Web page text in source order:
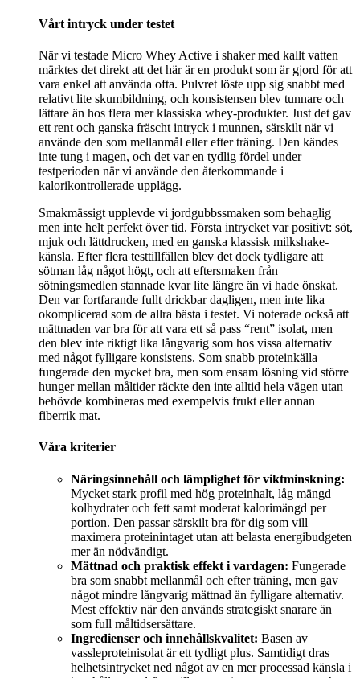
Vårt intryck under testet
När vi testade Micro Whey Active i shaker med kallt vatten
märktes det direkt att det här är en produkt som är gjord för att
vara enkel att använda ofta. Pulvret löste upp sig snabbt med
relativt lite skumbildning, och konsistensen blev tunnare och
lättare än hos flera mer klassiska whey-produkter. Just det gav
ett rent och ganska fräscht intryck i munnen, särskilt när vi
använde den som mellanmål eller efter träning. Den kändes
inte tung i magen, och det var en tydlig fördel under
testperioden när vi använde den återkommande i
kalorikontrollerade upplägg.
Smakmässigt upplevde vi jordgubbssmaken som behaglig
men inte helt perfekt över tid. Första intrycket var positivt: söt,
mjuk och lättdrucken, med en ganska klassisk milkshake-
känsla. Efter flera testtillfällen blev det dock tydligare att
sötman låg något högt, och att eftersmaken från
sötningsmedlen stannade kvar lite längre än vi hade önskat.
Den var fortfarande fullt drickbar dagligen, men inte lika
okomplicerad som de allra bästa i testet. Vi noterade också att
mättnaden var bra för att vara ett så pass “rent” isolat, men
den blev inte riktigt lika långvarig som hos vissa alternativ
med något fylligare konsistens. Som snabb proteinkälla
fungerade den mycket bra, men som ensam lösning vid större
hunger mellan måltider räckte den inte alltid hela vägen utan
behövde kombineras med exempelvis frukt eller annan
fiberrik mat.
Våra kriterier
Näringsinnehåll och lämplighet för viktminskning:
Mycket stark profil med hög proteinhalt, låg mängd
kolhydrater och fett samt moderat kalorimängd per
portion. Den passar särskilt bra för dig som vill
maximera proteinintaget utan att belasta energibudgeten
mer än nödvändigt.
Mättnad och praktisk effekt i vardagen: Fungerade
bra som snabbt mellanmål och efter träning, men gav
något mindre långvarig mättnad än fylligare alternativ.
Mest effektiv när den används strategiskt snarare än
som full måltidsersättare.
Ingredienser och innehållskvalitet: Basen av
vassleproteinisolat är ett tydligt plus. Samtidigt dras
helhetsintrycket ned något av en mer processad känsla i